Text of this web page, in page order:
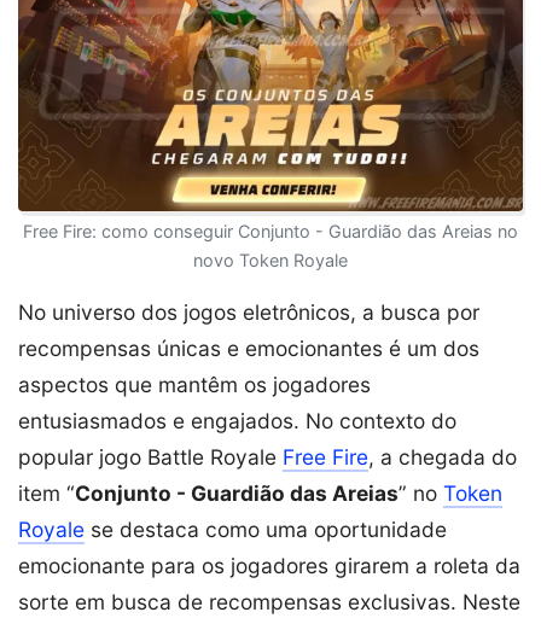
Free Fire: como conseguir Conjunto - Guardião das Areias no
novo Token Royale
No universo dos jogos eletrônicos, a busca por
recompensas únicas e emocionantes é um dos
aspectos que mantêm os jogadores
entusiasmados e engajados. No contexto do
popular jogo Battle Royale Free Fire, a chegada do
item “Conjunto - Guardião das Areias” no Token
Royale se destaca como uma oportunidade
emocionante para os jogadores girarem a roleta da
sorte em busca de recompensas exclusivas. Neste